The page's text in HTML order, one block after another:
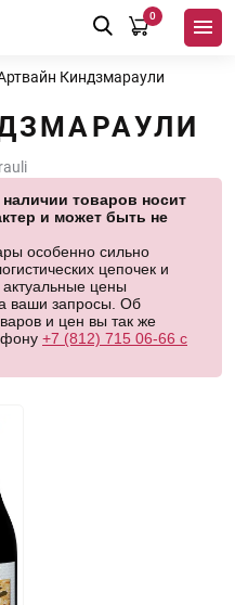
0
Киндзмараули
товаров носит
и может быть не
особенно сильно
цепочек и
цены
ваши запросы. Об
и цен вы так же
+7 (812) 715 06-66 с